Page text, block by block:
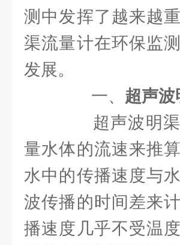
测中发挥了越来越
渠流量计在环保监
发展。
一、 超声
超声波明渠
量水体的流速来推
水中的传播速度与
波传播的时间差来
播速度几乎不受温